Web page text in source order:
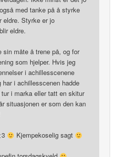
med tanke på å styrke
eldre. Styrke er jo
eldre.
sin måte å trene på, og for
som hjelper. Hvis jeg
i achillesscenene
har i achillesscenen hadde
i marka eller tatt en skitur
situasjonen er som den kan
Kjempekoselig sagt